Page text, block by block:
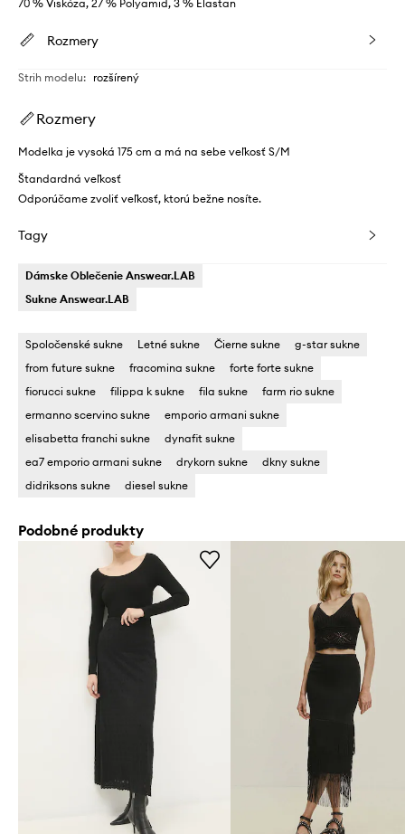
70 % Viskóza, 27 % Polyamid, 3 % Elastan
Rozmery
Strih modelu: rozšírený
Rozmery
Modelka je vysoká 175 cm a má na sebe veľkosť S/M
Štandardná veľkosť
Odporúčame zvoliť veľkosť, ktorú bežne nosíte.
Tagy
Dámske Oblečenie Answear.LAB
Sukne Answear.LAB
Spoločenské sukne Letné sukne Čierne sukne
g-star sukne
from future sukne
fracomina sukne
forte forte sukne
fiorucci sukne
filippa k sukne fila sukne
farm rio sukne
ermanno scervino sukne
emporio armani sukne
elisabetta franchi sukne
dynafit sukne
ea7 emporio armani sukne
drykorn sukne
dkny sukne
didriksons sukne
diesel sukne
Podobné produkty